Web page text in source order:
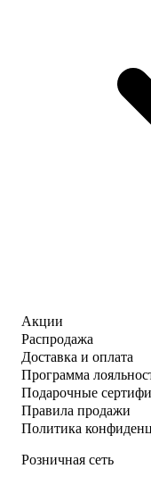
Акции
Распродажа
Доставка и оплата
Программа
Подарочные
Правила продажи
Политика
Розничная сеть